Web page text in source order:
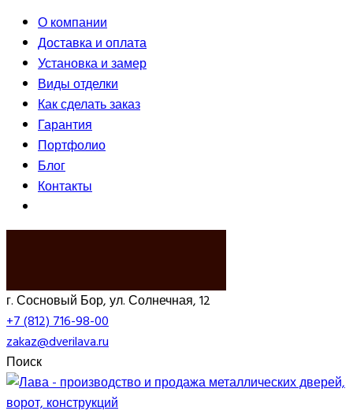
О компании
Доставка и оплата
Установка и замер
Виды отделки
Как сделать заказ
Гарантия
Портфолио
Блог
Контакты
г. Сосновый Бор, ул. Солнечная, 12
+7 (812) 716-98-00
zakaz@dverilava.ru
Поиск